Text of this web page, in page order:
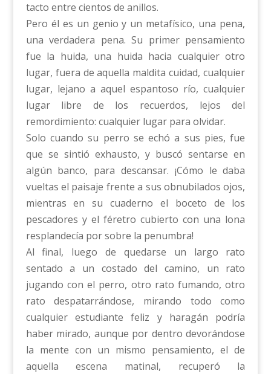
tacto entre cientos de anillos.
Pero él es un genio y un metafísico, una pena,
una verdadera pena. Su primer pensamiento
fue la huida, una huida hacia cualquier otro
lugar, fuera de aquella maldita cuidad, cualquier
lugar, lejano a aquel espantoso río, cualquier
lugar libre de los recuerdos, lejos del
remordimiento: cualquier lugar para olvidar.
Solo cuando su perro se echó a sus pies, fue
que se sintió exhausto, y buscó sentarse en
algún banco, para descansar. ¡Cómo le daba
vueltas el paisaje frente a sus obnubilados ojos,
mientras en su cuaderno el boceto de los
pescadores y el féretro cubierto con una lona
resplandecía por sobre la penumbra!
Al final, luego de quedarse un largo rato
sentado a un costado del camino, un rato
jugando con el perro, otro rato fumando, otro
rato despatarrándose, mirando todo como
cualquier estudiante feliz y haragán podría
haber mirado, aunque por dentro devorándose
la mente con un mismo pensamiento, el de
aquella escena matinal, recuperó la